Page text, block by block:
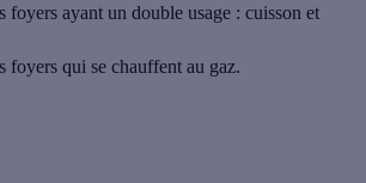
foyers ayant un double usage : cuisson et
foyers qui se chauffent au gaz.